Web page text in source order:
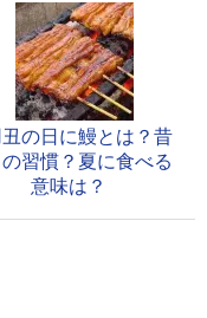
の日に鰻とは？昔
習慣？夏に食べる
意味は？